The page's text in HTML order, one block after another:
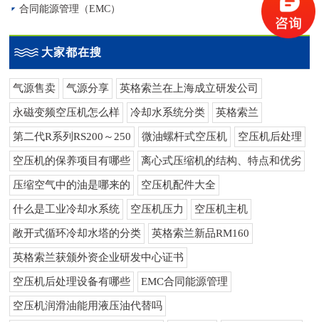
合同能源管理（EMC）
大家都在搜
气源售卖 气源分享 英格索兰在上海成立研发公司
永磁变频空压机怎么样 冷却水系统分类 英格索兰
第二代R系列RS200～250 微油螺杆式空压机 空压机后处理
空压机的保养项目有哪些 离心式压缩机的结构、特点和优劣
压缩空气中的油是哪来的 空压机配件大全
什么是工业冷却水系统 空压机压力 空压机主机
敞开式循环冷却水塔的分类 英格索兰新品RM160
英格索兰获颁外资企业研发中心证书
空压机后处理设备有哪些 EMC合同能源管理
空压机润滑油能用液压油代替吗